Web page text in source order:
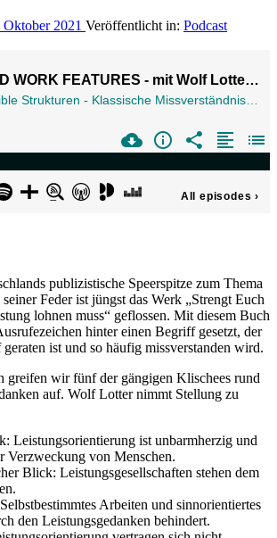
Oktober 2021 Veröffentlicht in: Podcast
publizistische Speerspitze zum Thema
Feder ist jüngst das Werk „Strengt Euch
lohnen muss“ geflossen. Mit diesem Buch
hinter einen Begriff gesetzt, der
ist und so häufig missverstanden wird.
greifen wir fünf der gängigen Klischees rund
auf. Wolf Lotter nimmt Stellung zu
Leistungsorientierung ist unbarmherzig und
Verzweckung von Menschen.
Blick: Leistungsgesellschaften stehen dem
Arbeiten und sinnorientiertes
den Leistungsgedanken behindert.